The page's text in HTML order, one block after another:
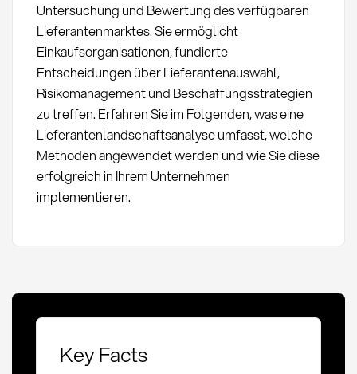
Untersuchung und Bewertung des verfügbaren
Lieferantenmarktes. Sie ermöglicht
Einkaufsorganisationen, fundierte
Entscheidungen über Lieferantenauswahl,
Risikomanagement und Beschaffungsstrategien
zu treffen. Erfahren Sie im Folgenden, was eine
Lieferantenlandschaftsanalyse umfasst, welche
Methoden angewendet werden und wie Sie diese
erfolgreich in Ihrem Unternehmen
implementieren.
Key Facts